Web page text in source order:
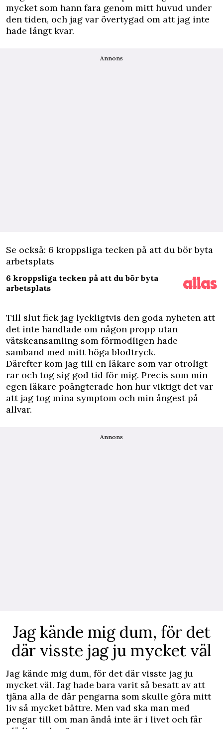
mycket som hann fara genom mitt huvud under
den tiden, och jag var övertygad om att jag inte
hade långt kvar.
Annons
Se också: 6 kroppsliga tecken på att du bör byta
arbetsplats
6 kroppsliga tecken på att du bör byta
arbetsplats
Till slut fick jag lyckligtvis den goda nyheten att
det inte handlade om någon propp utan
vätskeansamling som förmodligen hade
samband med mitt höga blodtryck.
Därefter kom jag till en läkare som var otroligt
rar och tog sig god tid för mig. Precis som min
egen läkare poängterade hon hur viktigt det var
att jag tog mina symptom och min ångest på
allvar.
Annons
Jag kände mig dum, för det
där visste jag ju mycket väl
Jag kände mig dum, för det där visste jag ju
mycket väl. Jag hade bara varit så besatt av att
tjäna alla de där pengarna som skulle göra mitt
liv så mycket bättre. Men vad ska man med
pengar till om man ändå inte är i livet och får